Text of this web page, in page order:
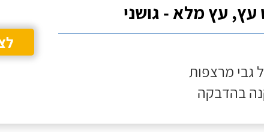
עץ מלא - גושני
גבי מרצפות
בהדבקה